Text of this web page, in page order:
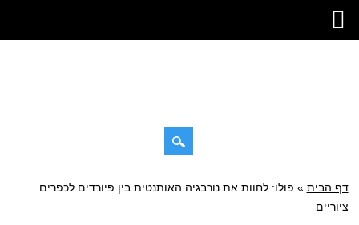
Main menu
Skip
to
דף הבית » פולו: לחוות את נורבגיה האותנטית בין פיורדים לכפרים
ציוריים